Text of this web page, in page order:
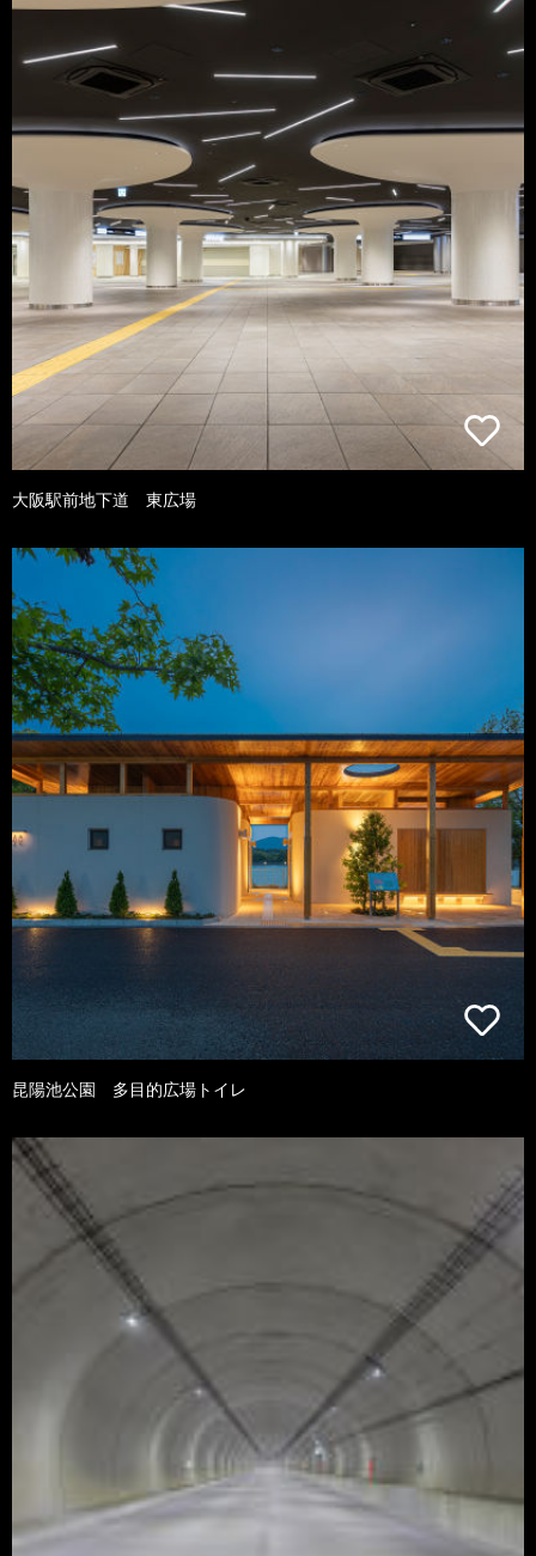
大阪駅前地下道 東広場
昆陽池公園 多目的広場トイレ